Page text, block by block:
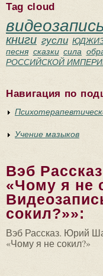
Tag cloud
видеозапись
книги гусли
песня сказки сила
РОССИЙСКОЙ
Навигация по
Учение мазыков
Вэб
«Чому я не
сокил?»»:
Вэб Рассказ. Юрий
«Чому я не сокил?»